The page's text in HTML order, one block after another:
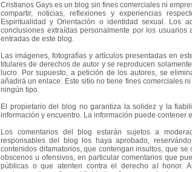
Cristianos Gays es un blog sin fines comerciales ni
compartir, noticias, reflexiones y experiencias
Espiritualidad y Orientación o identidad sexual. Los
conclusiones extraídas personalmente por los
entradas de este blog.
Las imágenes, fotografías y artículos presentadas en
titulares de derechos de autor y se reproducen
lucro. Por supuesto, a petición de los autores, se
añadirá un enlace. Este sitio no tiene fines comerciales
ningún tipo.
El propietario del blog no garantiza la solidez y la
información y encuentro. La información puede contener
Los comentarios del blog estarán sujetos a
responsables del blog los haya aprobado,
contenidos difamatorios, que contengan insultos, que
obscenos u ofensivos, en particular comentarios que
públicas o que atenten contra el derecho al honor.